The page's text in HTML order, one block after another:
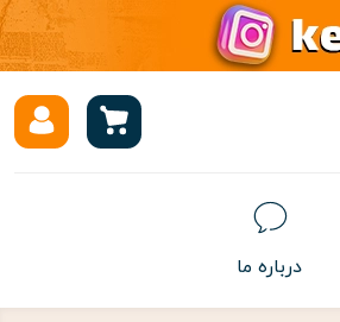
درباره ما